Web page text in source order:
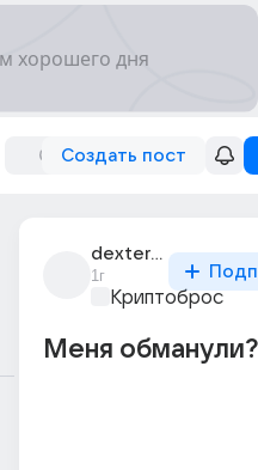
Создать пост
dexterret1
1г
Криптоброс
Меня обманули?